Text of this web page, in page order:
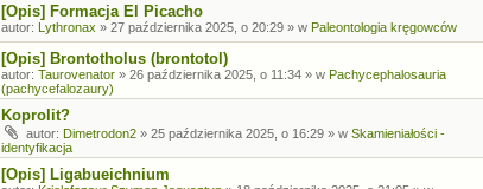
[Opis] Formacja El Picacho
autor: Lythronax » 27 października 2025, o 20:29 » w Paleontologia kręgowców
[Opis] Brontotholus (brontotol)
autor: Taurovenator » 26 października 2025, o 11:34 » w Pachycephalosauria
(pachycefalozaury)
Koprolit?
autor: Dimetrodon2 » 25 października 2025, o 16:29 » w Skamieniałości -
identyfikacja
[Opis] Ligabueichnium